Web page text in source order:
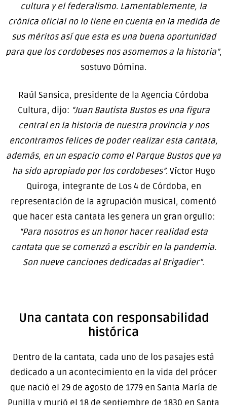
cultura y el federalismo. Lamentablemente, la
crónica oficial no lo tiene en cuenta en la medida de
sus méritos así que esta es una buena oportunidad
para que los cordobeses nos asomemos a la historia”,
sostuvo Dómina.
Raúl Sansica, presidente de la Agencia Córdoba
Cultura, dijo: “Juan Bautista Bustos es una figura
central en la historia de nuestra provincia y nos
encontramos felices de poder realizar esta cantata,
además, en un espacio como el Parque Bustos que ya
ha sido apropiado por los cordobeses”. Víctor Hugo
Quiroga, integrante de Los 4 de Córdoba, en
representación de la agrupación musical, comentó
que hacer esta cantata les genera un gran orgullo:
“Para nosotros es un honor hacer realidad esta
cantata que se comenzó a escribir en la pandemia.
Son nueve canciones dedicadas al Brigadier”.
Una cantata con responsabilidad
histórica
Dentro de la cantata, cada uno de los pasajes está
dedicado a un acontecimiento en la vida del prócer
que nació el 29 de agosto de 1779 en Santa María de